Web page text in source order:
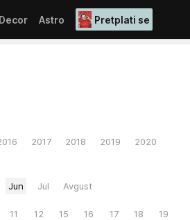
Decor Astro Pretplati se
2017 2018 2019
2020
Jun Jul Avgust
11 12 15 16 17 18
19